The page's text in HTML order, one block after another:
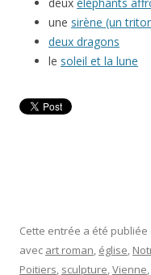
une sirène (un
deux dragons
le soleil et la lune
Cette entrée a été publiée
avec art roman, église,
Poitiers, sculpture,Vienne